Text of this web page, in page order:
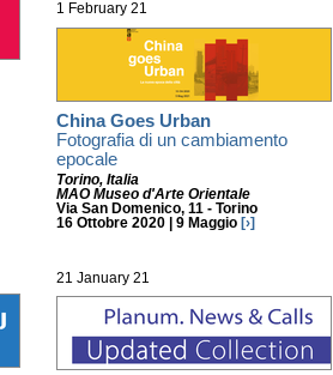
1 February 21
China Goes Urban
Fotografia di un cambiamento
epocale
Torino, Italia
MAO Museo d'Arte Orientale
Via San Domenico, 11 - Torino
16 Ottobre 2020
9 Maggio [›]
21 January 21